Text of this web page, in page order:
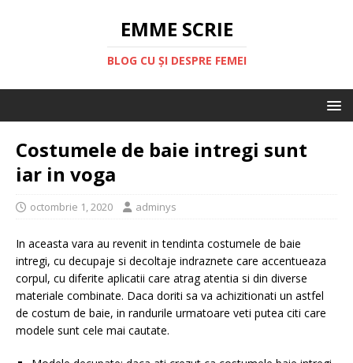
EMME SCRIE
BLOG CU ȘI DESPRE FEMEI
Costumele de baie intregi sunt
iar in voga
octombrie 1, 2020 adminys
In aceasta vara au revenit in tendinta costumele de baie
intregi, cu decupaje si decoltaje indraznete care accentueaza
corpul, cu diferite aplicatii care atrag atentia si din diverse
materiale combinate. Daca doriti sa va achizitionati un astfel
de costum de baie, in randurile urmatoare veti putea citi care
modele sunt cele mai cautate.